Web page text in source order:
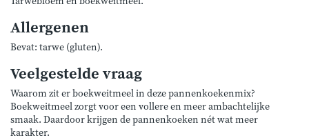
Allergenen
Bevat: tarwe (gluten).
Veelgestelde vraag
Waarom zit er boekweitmeel in deze pannenkoekenmix?
Boekweitmeel zorgt voor een vollere en meer ambachtelijke
smaak. Daardoor krijgen de pannenkoeken nét wat meer
karakter.